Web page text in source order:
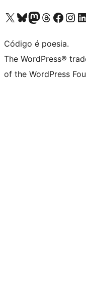
Acessar nossa conta do X (antigo Twitter)
Acessar nossa conta do Bluesky
Acessar nossa conta do Mastodon
Acessar nossa conta do
Acessar nossa
Acessar
Código é poesia.
The WordPress®
of the WordPress